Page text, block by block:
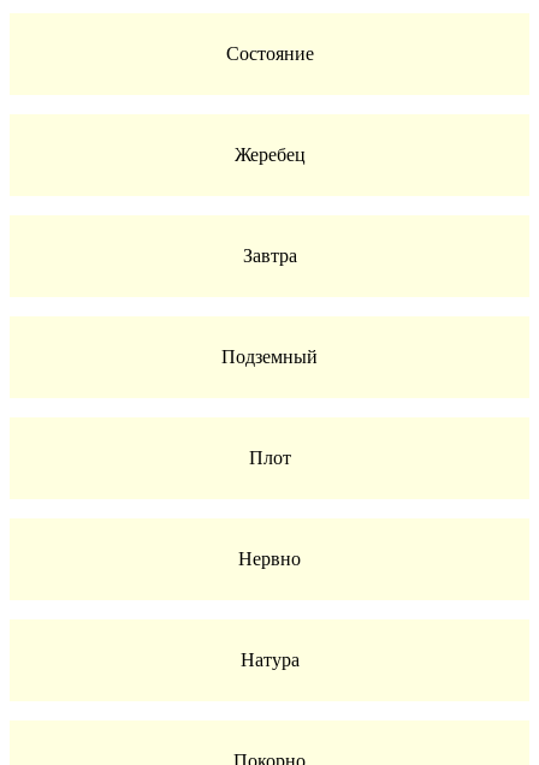
Состояние
Жеребец
Завтра
Подземный
Плот
Нервно
Натура